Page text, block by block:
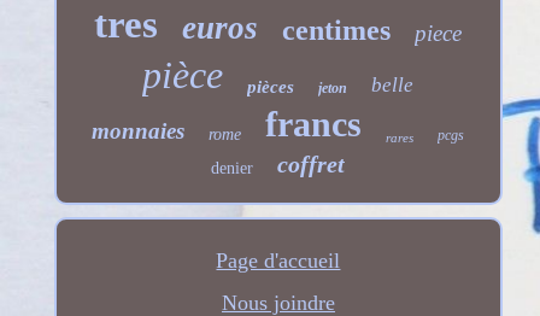
tres euros centimes piece
pièce pièces jeton belle
monnaies rome francs rares pcgs
denier coffret
Page d'accueil
Nous joindre